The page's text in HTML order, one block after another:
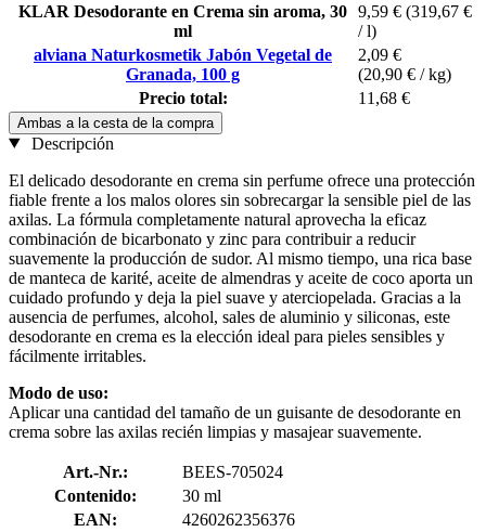
KLAR Desodorante en Crema sin aroma, 30
ml
9,59 € (319,67 €
/ l)
alviana Naturkosmetik Jabón Vegetal de
Granada, 100 g
2,09 €
(20,90 € / kg)
Precio total:
11,68 €
Ambas a la cesta de la compra
Descripción
El delicado desodorante en crema sin perfume ofrece una protección
fiable frente a los malos olores sin sobrecargar la sensible piel de las
axilas. La fórmula completamente natural aprovecha la eficaz
combinación de bicarbonato y zinc para contribuir a reducir
suavemente la producción de sudor. Al mismo tiempo, una rica base
de manteca de karité, aceite de almendras y aceite de coco aporta un
cuidado profundo y deja la piel suave y aterciopelada. Gracias a la
ausencia de perfumes, alcohol, sales de aluminio y siliconas, este
desodorante en crema es la elección ideal para pieles sensibles y
fácilmente irritables.
Modo de uso:
Aplicar una cantidad del tamaño de un guisante de desodorante en
crema sobre las axilas recién limpias y masajear suavemente.
Art.-Nr.:
BEES-705024
Contenido:
30 ml
EAN:
4260262356376